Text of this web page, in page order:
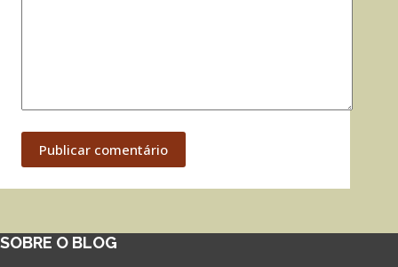
Publicar comentário
SOBRE O BLOG